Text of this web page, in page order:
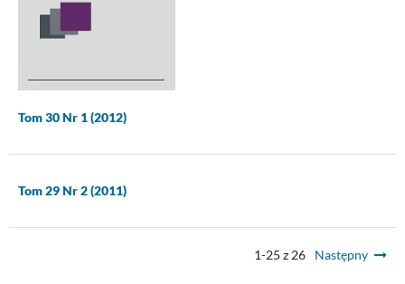
Tom 30 Nr 1 (2012)
Tom 29 Nr 2 (2011)
1-25 z 26 Następny